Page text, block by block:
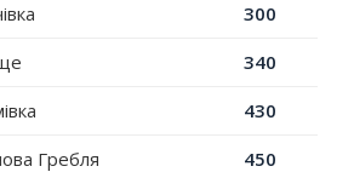
300
340
430
Гребля
450